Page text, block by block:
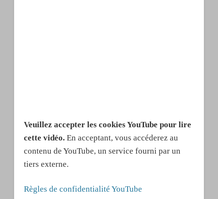
Veuillez accepter les cookies YouTube pour lire
cette vidéo.En acceptant, vous accéderez au
contenu de YouTube, un service fourni par un
tiers externe.
Règles de confidentialité YouTube